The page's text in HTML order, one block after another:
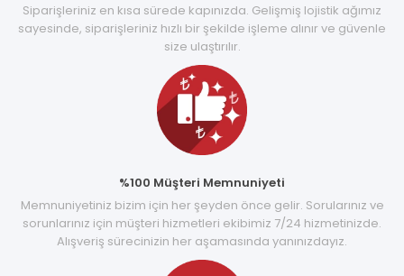
Siparişleriniz en kısa sürede kapınızda. Gelişmiş lojistik ağımız
sayesinde, siparişleriniz hızlı bir şekilde işleme alınır ve güvenle
size ulaştırılır.
%100 Müşteri Memnuniyeti
Memnuniyetiniz bizim için her şeyden önce gelir. Sorularınız ve
sorunlarınız için müşteri hizmetleri ekibimiz 7/24 hizmetinizde.
Alışveriş sürecinizin her aşamasında yanınızdayız.